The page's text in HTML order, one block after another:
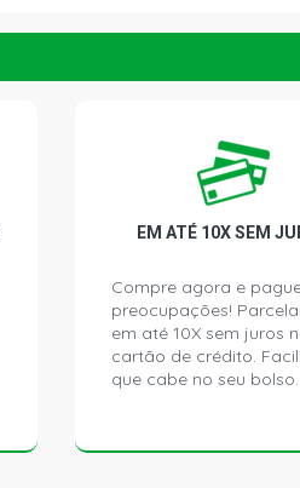
SW 1.6 16V GASOLINA (1998 -
SW 1.6 16V GASOLINA (1998 -
SW 1.8 16V GASOLINA (1998 -
1.8 16V GASOLINA (1999 -
EM ATÉ 10X SEM
Compre agora e
preocupações!
em até 10X sem juros
cartão de crédito.
que cabe no seu bolso.